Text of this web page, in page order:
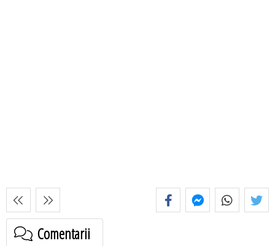
Comentarii